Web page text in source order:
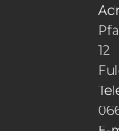
12